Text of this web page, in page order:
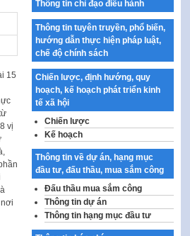
15
vị
dụng khoa học, công nghệ, đổi
mới sáng tạo và chuyển…
Quy định chi tiết và hướng dẫn
thi hành một số điều của Luật Lý
lịch tư…
Sửa đổi, bổ sung một số nội
dung tại Nghị quyết số 30/NQ-
CP ngày 24 tháng 02…
Ban hành Chương trình hành
động của Chính phủ thực hiện
Nghị quyết số 02-NQ/TW ngày
17…
THÔNG BÁO Tuyển dụng lao
động hợp đồng theo Nghị định
số 111/2022/NĐ-CP ngày
Thông tin chỉ đạo điều hành
Thông tin tuyên truyền, phổ biến,
hướng dẫn thực hiện pháp luật,
chế độ chính sách
Chiến lược, định hướng, quy
hoạch, kế hoạch phát triển kinh
tế xã hội
Chiến lược
Kế hoạch
Thông tin về dự án, hạng mục
đầu tư, đấu thầu, mua sắm công
Đấu thầu mua sắm công
Thông tin dự án
Thông tin hạng mục đầu tư